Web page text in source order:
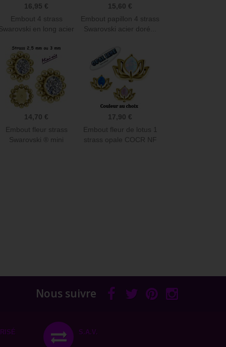
16,95 €
Embout 4 strass
en long acier
15,60 €
Embout papillon 4 strass
Swarovski acier doré...
14,70 €
Embout fleur strass
Swarovski ® mini
17,90 €
Embout fleur de lotus 1
strass opale COCR NF
Nous suivre
S.A.V.